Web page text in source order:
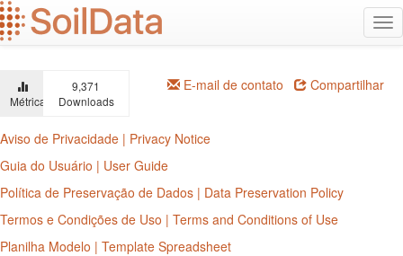
Ir
para
o
principal
Métricas
9,371
Downloads
E-mail de contato Compartilhar
Aviso de Privacidade | Privacy Notice
Guia do Usuário | User Guide
Política de Preservação de Dados | Data Preservation Policy
Termos e Condições de Uso | Terms and Conditions of Use
Planilha Modelo | Template Spreadsheet